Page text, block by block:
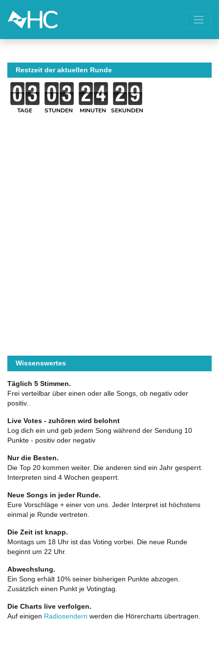
Restzeit der aktuellen Runde
TAGE STUNDEN MINUTEN SEKUNDEN
Wissenswertes
Täglich 5 Stimmen.
Frei verteilbar über einen oder alle Songs, ob negativ oder
positiv..
Live Votes - zuhören wird belohnt
Log dich ein und geb jedem Song während der Sendung 10
Punkte - positiv oder negativ
Nur die Besten.
Die Top 20 kommen weiter. Die anderen sind ein Jahr gesperrt.
Interpreten sind 4 Wochen gesperrt.
Neue Songs in jeder Runde.
Eure Vorschläge + einer von uns. Jeder Interpret ist höchstens
einmal je Runde vertreten.
Die Zeit ist knapp.
Montags um 18 Uhr ist das Voting vorbei. Die neue Runde
beginnt um 22 Uhr.
Abwechslung.
Ein Song erhält 10% seiner bisherigen Punkte abzogen.
Zusätzlich einen Punkt je Votingtag.
Die Charts live verfolgen.
Auf einigen Radiosendern werden die Hörercharts übertragen.